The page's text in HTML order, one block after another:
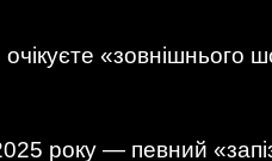
«зовнішнього
року — певний